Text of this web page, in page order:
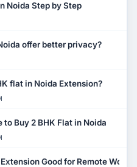
Noida Step by Step
offer better privacy?
flat in Noida Extension?
Buy 2 BHK Flat in Noida
Good for Remote Work?